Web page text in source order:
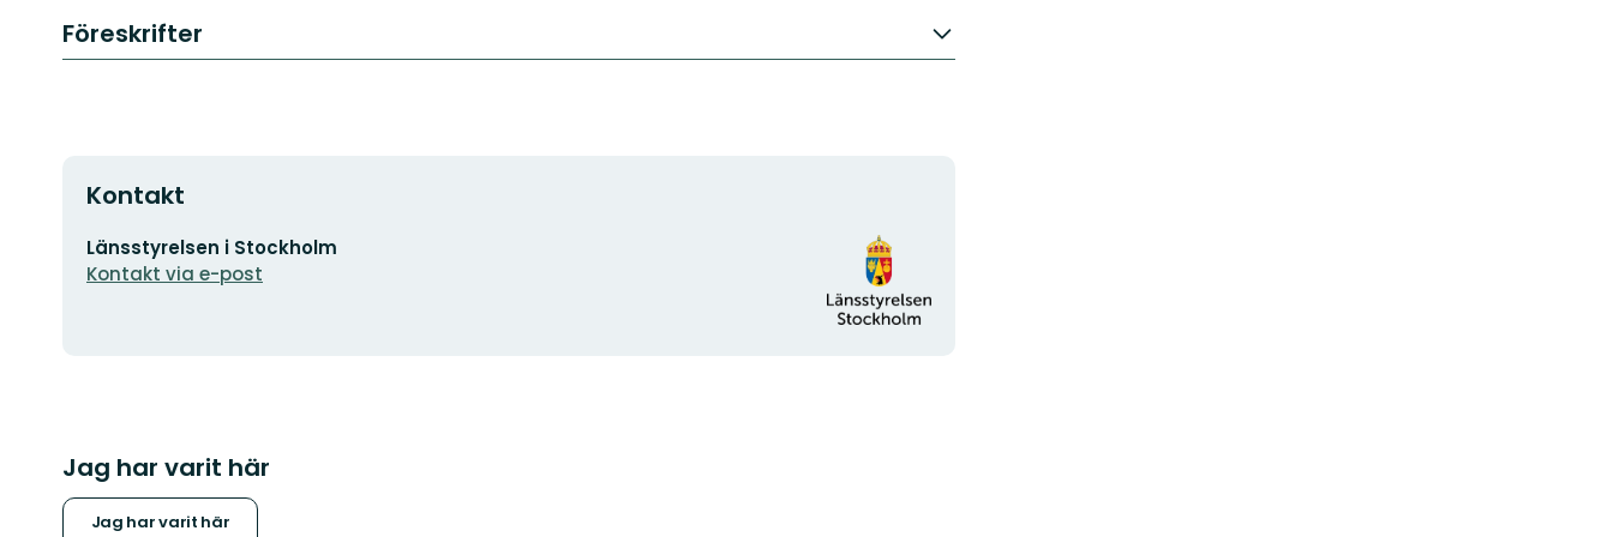
Föreskrifter
Kontakt
E-
postadress
Länsstyrelsen i Stockholm
Kontakt via e-post
Organisationens
logotyp
Jag har varit här
Jag har varit här